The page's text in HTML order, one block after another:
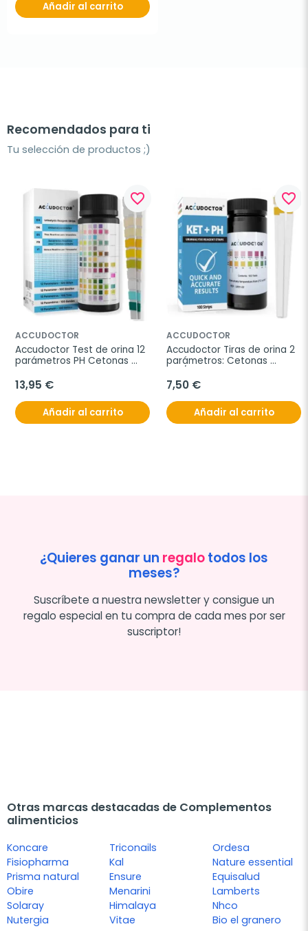
Añadir al carrito
Recomendados para ti
Tu selección de productos ;)
favorite_border
ACCUDOCTOR
Accudoctor Test de orina 12
parámetros PH Cetonas
13,95 €
Añadir al carrito
favorite_border
ACCUDOCTOR
Accudoctor Tiras de orina 2
parámetros: Cetonas
7,50 €
Añadir al carrito
¿Quieres ganar un regalotodos los
meses?
Suscríbete a nuestra newsletter y consigue un
regalo especial en tu compra de cada mes por ser
suscriptor!
Otras marcas destacadas de Complementos
alimenticios
Koncare
Fisiopharma
Prisma natural
Obire
Solaray
Nutergia
Triconails
Kal
Ensure
Menarini
Himalaya
Vitae
Ordesa
Nature essential
Equisalud
Lamberts
Nhco
Bio el granero